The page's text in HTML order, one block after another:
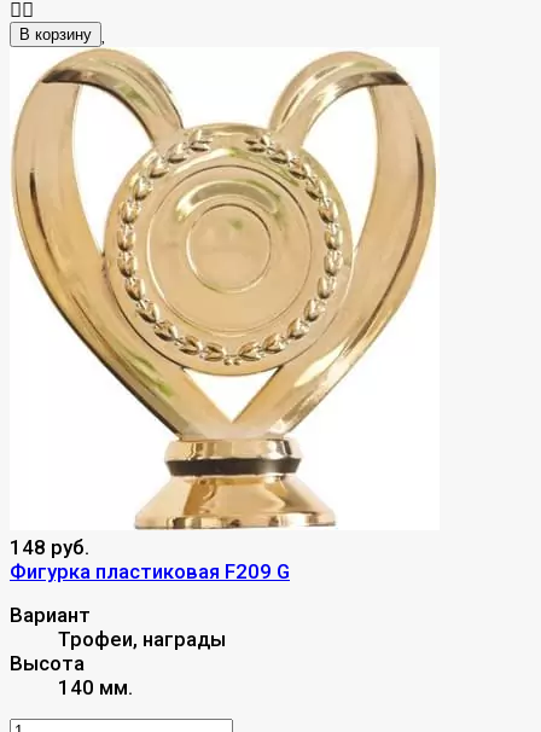
В корзину
148 руб.
Фигурка пластиковая F209 G
Вариант
Трофеи, награды
Высота
140 мм.